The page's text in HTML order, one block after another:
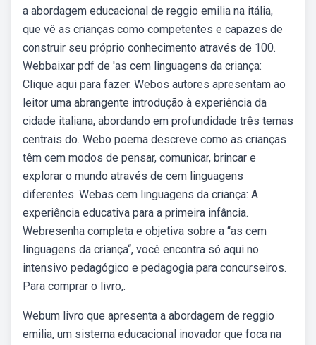
a abordagem educacional de reggio emilia na itália,
que vê as crianças como competentes e capazes de
construir seu próprio conhecimento através de 100.
Webbaixar pdf de 'as cem linguagens da criança:
Clique aqui para fazer. Webos autores apresentam ao
leitor uma abrangente introdução à experiência da
cidade italiana, abordando em profundidade três temas
centrais do. Webo poema descreve como as crianças
têm cem modos de pensar, comunicar, brincar e
explorar o mundo através de cem linguagens
diferentes. Webas cem linguagens da criança: A
experiência educativa para a primeira infância.
Webresenha completa e objetiva sobre a “as cem
linguagens da criança“, você encontra só aqui no
intensivo pedagógico e pedagogia para concurseiros.
Para comprar o livro,.
Webum livro que apresenta a abordagem de reggio
emilia, um sistema educacional inovador que foca na